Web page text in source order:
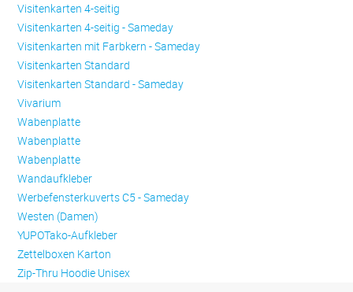
Visitenkarten 4-seitig
Visitenkarten 4-seitig - Sameday
Visitenkarten mit Farbkern - Sameday
Visitenkarten Standard
Visitenkarten Standard - Sameday
Vivarium
Wabenplatte
Wabenplatte
Wabenplatte
Wandaufkleber
Werbefensterkuverts C5 - Sameday
Westen (Damen)
YUPOTako-Aufkleber
Zettelboxen Karton
Zip-Thru Hoodie Unisex